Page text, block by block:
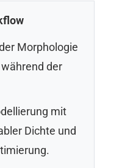
Morphologie
der
mit
Dichte und